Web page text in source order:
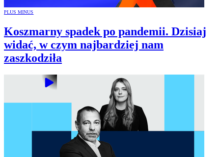
PLUS MINUS
Koszmarny spadek po pandemii. Dzisiaj
widać, w czym najbardziej nam
zaszkodziła